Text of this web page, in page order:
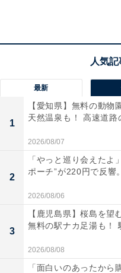
ンマ」と呼ぶのが一般的
その後、1958年に世界
ラーメン」が発売。大
つまり「中華そば」と「
ので違いはありません。
ただし、たとえば大手チ
の醤油ラーメンを「中
ーメン」と呼んでおり
最新
1
【愛知県】無料の動物
天然温泉も！ 高速道路
2026/08/07
2
「やっと巡り会えたよ
ポーチ”が220円で反響
2026/08/06
3
【鹿児島県】桜島を望
無料の駅ナカ足湯も！
2026/08/08
「面白いのあったから